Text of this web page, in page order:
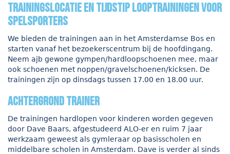
trainingslocatie en tijdstip looptrainingen voor
spelsporters
We bieden de trainingen aan in het Amsterdamse Bos en
starten vanaf het bezoekerscentrum bij de hoofdingang.
Neem ajb gewone gympen/hardloopschoenen mee, maar
ook schoenen met noppen/gravelschoenen/kicksen. De
trainingen zijn op dinsdags tussen 17.00 en 18.00 uur.
achtergrond trainer
De trainingen hardlopen voor kinderen worden gegeven
door Dave Baars, afgestudeerd ALO-er en ruim 7 jaar
werkzaam geweest als gymleraar op basisscholen en
middelbare scholen in Amsterdam. Dave is verder al sinds